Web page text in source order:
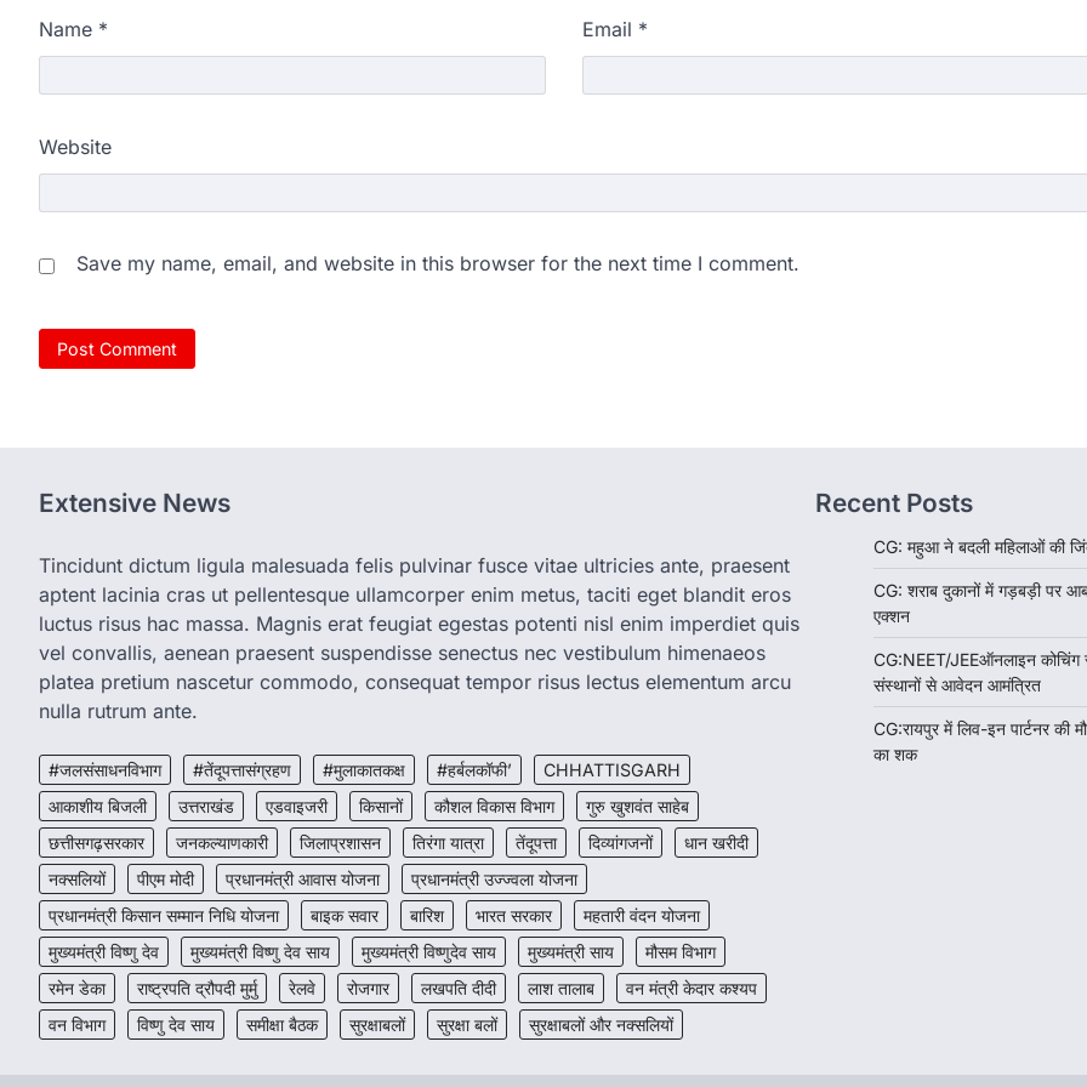
Name * Email *
Website
Save my name, email, and website in this browser for the next time I comment.
Extensive News
Tincidunt dictum ligula malesuada felis pulvinar fusce vitae ultricies ante, praesent
aptent lacinia cras ut pellentesque ullamcorper enim metus, taciti eget blandit eros
luctus risus hac massa. Magnis erat feugiat egestas potenti nisl enim imperdiet quis
vel convallis, aenean praesent suspendisse senectus nec vestibulum himenaeos
platea pretium nascetur commodo, consequat tempor risus lectus elementum arcu
nulla rutrum ante.
#जलसंसाधनविभाग #तेंदूपत्तासंग्रहण #मुलाकातकक्ष #हर्बलकॉफी’
CHHATTISGARH
आकाशीय बिजली
उत्तराखंड एडवाइजरी किसानों कौशल विकास विभाग
गुरु खुशवंत साहेब
छत्तीसगढ़सरकार
जनकल्याणकारी जिलाप्रशासन तिरंगा यात्रा तेंदूपत्ता दिव्यांगजनों
धान खरीदी
नक्सलियों
पीएम मोदी प्रधानमंत्री आवास योजना
प्रधानमंत्री उज्ज्वला योजना
प्रधानमंत्री किसान सम्मान निधि योजना
बाइक सवार बारिश भारत सरकार
महतारी वंदन योजना
मुख्यमंत्री विष्णु देव
मुख्यमंत्री विष्णु देव साय मुख्यमंत्री विष्णुदेव साय मुख्यमंत्री साय
मौसम विभाग
रमेन डेका
राष्ट्रपति द्रौपदी मुर्मु रेलवे रोजगार लखपति दीदी लाश तालाब
वन मंत्री केदार कश्यप
वन विभाग
विष्णु देव साय समीक्षा बैठक सुरक्षाबलों सुरक्षा बलों सुरक्षाबलों और नक्सलियों
Recent Posts
CG: महुआ ने बदली महिलाओं की
CG: शराब दुकानों में गड़बड़ी पर
एक्शन
CG:NEET/JEEऑनलाइन कोचिंग
संस्थानों से आवेदन आमंत्रित
CG:रायपुर में लिव-इन पार्टनर की
का शक